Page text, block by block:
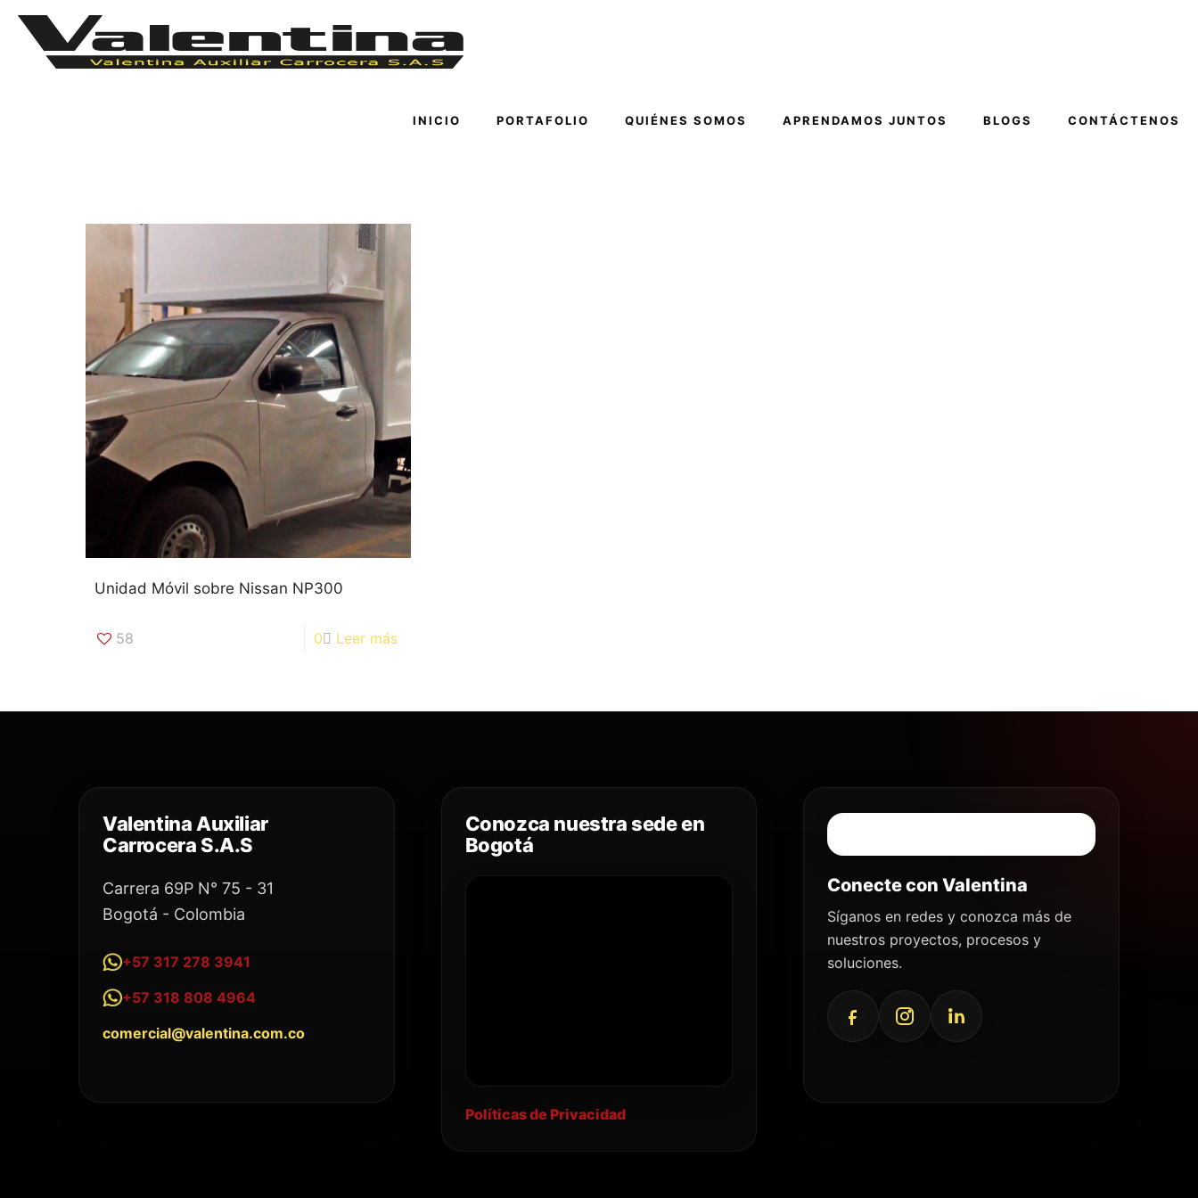
INICIO PORTAFOLIO QUIÉNES SOMOS APRENDAMOS JUNTOS BLOGS CONTÁCTENOS
Unidad Móvil sobre Nissan NP300
58 0 Leer más
Valentina Auxiliar
Carrocera S.A.S
Carrera 69P N° 75 - 31
Bogotá - Colombia
+57 317 278 3941
+57 318 808 4964
comercial@valentina.com.co
Conozca nuestra sede en
Bogotá
Políticas de Privacidad
Conecte con Valentina
Síganos en redes y conozca más de
nuestros proyectos, procesos y
soluciones.